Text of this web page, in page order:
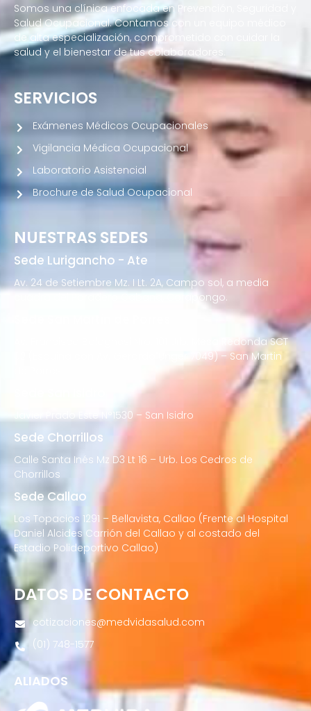
Somos una clínica enfocada en Prevención, Seguridad y
Salud Ocupacional. Contamos con un equipo médico
de alta especialización, comprometido con cuidar la
salud y el bienestar de tus colaboradores.
NUESTRAS SEDES
Sede Lurigancho - Ate
Av. 24 de Setiembre Mz. I Lt. 2A, Campo sol, a media
cuadra del Paradero Cabana, Carapongo.
Av. Francisco Bolognesi Nro. 101 Urb. Mesa Redonda SCT
02 (Esquina con Av. Gerardo Unger 7049) – San Martin
Javier Prado Este N°1530 – San Isidro
Sede Chorrillos
Calle Santa Inés Mz D3 Lt 16 – Urb. Los Cedros de
Chorrillos
Sede Callao
Los Topacios 1291 – Bellavista, Callao (Frente al Hospital
Daniel Alcides Carrión del Callao y al costado del
Estadio Polideportivo Callao)
SERVICIOS
Exámenes Médicos Ocupacionales
Vigilancia Médica Ocupacional
Laboratorio Asistencial
Brochure de Salud Ocupacional
DATOS DE CONTACTO
cotizaciones@medvidasalud.com
(01) 748-1577
ALIADOS